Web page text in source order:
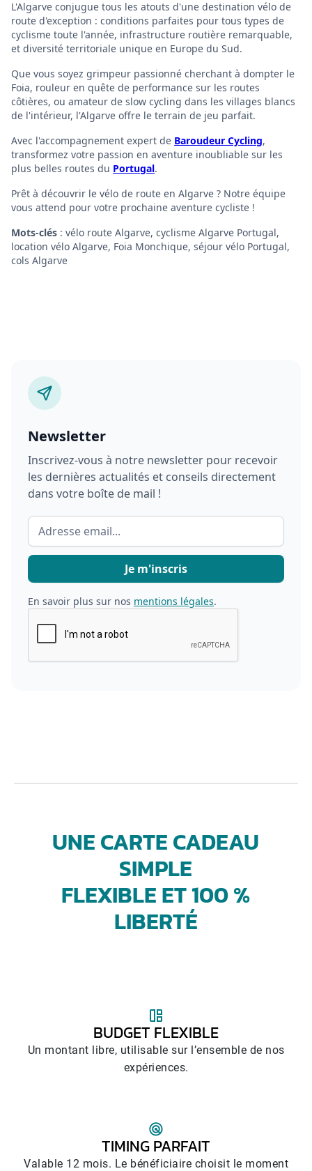
L'Algarve conjugue tous les atouts d'une destination vélo de
route d'exception : conditions parfaites pour tous types de
cyclisme toute l'année, infrastructure routière remarquable,
et diversité territoriale unique en Europe du Sud.
Que vous soyez grimpeur passionné cherchant à dompter le
Foia, rouleur en quête de performance sur les routes
côtières, ou amateur de slow cycling dans les villages blancs
de l'intérieur, l'Algarve offre le terrain de jeu parfait.
Avec l'accompagnement expert de Baroudeur Cycling,
transformez votre passion en aventure inoubliable sur les
plus belles routes du Portugal.
Prêt à découvrir le vélo de route en Algarve ? Notre équipe
vous attend pour votre prochaine aventure cycliste !
Mots-clés : vélo route Algarve, cyclisme Algarve Portugal,
location vélo Algarve, Foia Monchique, séjour vélo Portugal,
cols Algarve
Newsletter
Inscrivez-vous à notre newsletter pour recevoir
les dernières actualités et conseils directement
dans votre boîte de mail !
En savoir plus sur nos mentions légales.
UNE CARTE CADEAU
SIMPLE
FLEXIBLE ET 100 %
LIBERTÉ
BUDGET FLEXIBLE
Un montant libre, utilisable sur l’ensemble de nos
expériences.
TIMING PARFAIT
Valable 12 mois. Le bénéficiaire choisit le moment